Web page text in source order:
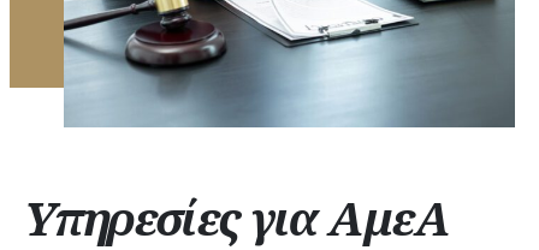
Υπηρεσίες για ΑμεΑ